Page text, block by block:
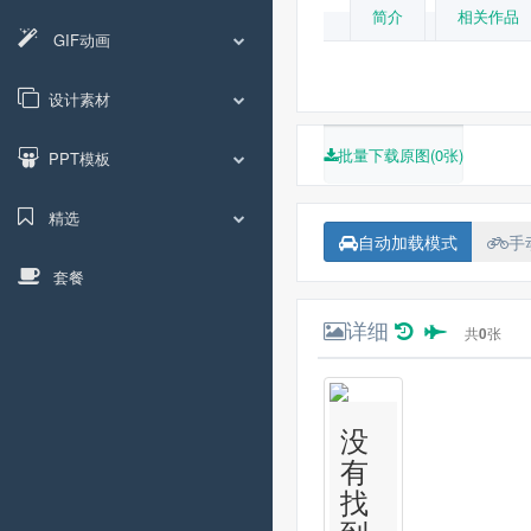
GIF动画
设计素材
PPT模板
精选
套餐
简介 相关作品
批量下载原图(0张)
自动加载模式 手
详细 共0张
没
有
找